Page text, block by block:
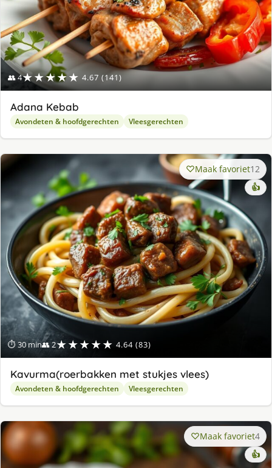
👥 4★★★★★ 4.67 (141)
Adana Kebab
Avondeten & hoofdgerechten Vleesgerechten
⏱ 30 min👥 2★★★★★ 4.64 (83)
Maak favoriet12
👍
Kavurma(roerbakken met stukjes vlees)
Avondeten & hoofdgerechten Vleesgerechten
Maak favoriet4
👍